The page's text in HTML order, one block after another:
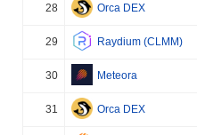
28 Orca DEX
29 Raydium (CLMM)
30 Meteora
31 Orca DEX